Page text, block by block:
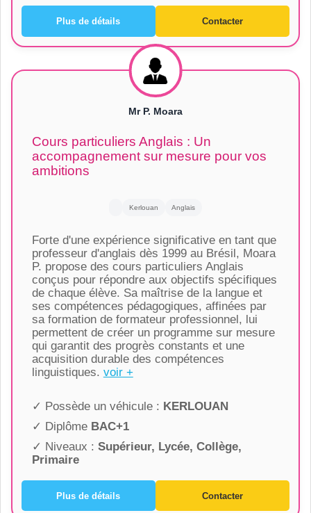
Plus de détails Contacter
Mr P. Moara
Cours particuliers Anglais : Un
accompagnement sur mesure pour vos
ambitions
Kerlouan Anglais
Forte d'une expérience significative en tant que
professeur d'anglais dès 1999 au Brésil, Moara
P. propose des cours particuliers Anglais
conçus pour répondre aux objectifs spécifiques
de chaque élève. Sa maîtrise de la langue et
ses compétences pédagogiques, affinées par
sa formation de formateur professionnel, lui
permettent de créer un programme sur mesure
qui garantit des progrès constants et une
acquisition durable des compétences
linguistiques. voir +
✓ Possède un véhicule : KERLOUAN
✓ Diplôme BAC+1
✓ Niveaux : Supérieur, Lycée, Collège,
Primaire
Plus de détails Contacter